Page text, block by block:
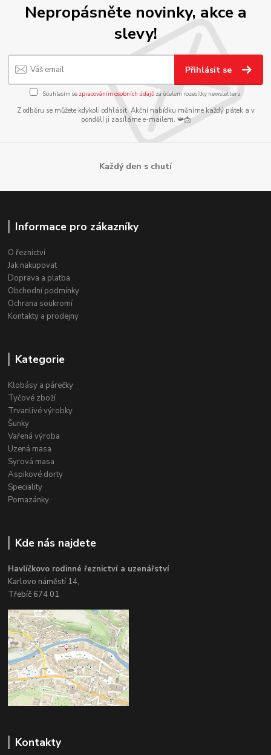
Nepropásněte novinky, akce a
slevy!
Přihlásit se
Souhlasím se zpracováním osobních údajůza účelem rozesílky newsletteru.
Z odběru se můžete kdykoli odhlásit. Akční nabídku měníme každý pátek a v
pondělí ji zasíláme e-mailem. 📯📩
Každý den s chutí
Informace pro zákazníky
O řeznictví
Jak nakupovat
Doprava a platba
Obchodní podmínky
Ochrana soukromí
Kontakty a prodejny
Kategorie
Klobásy a párečky
Tyčové zboží
Trvanlivé výrobky
Šunky
Vařená výroba
Uzená masa
Syrová masa
Aspikové dorty
Speciality
Pomazánky
Kde nás najdete
Havlíčkovo rodinné řeznictví a uzenářství
Karlovo náměstí 14,
Třebíč 674 01
Kontakty